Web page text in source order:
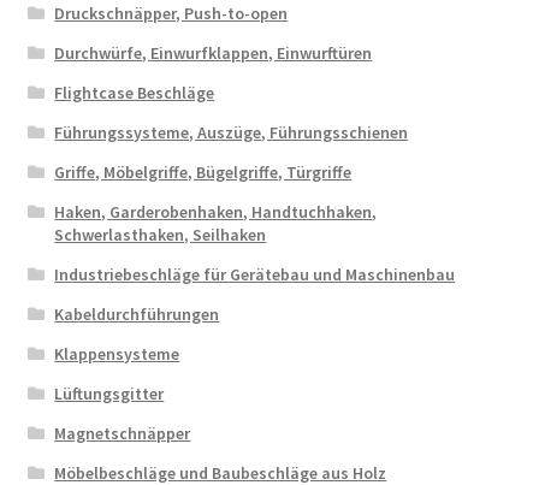
Druckschnäpper, Push-to-open
Durchwürfe, Einwurfklappen, Einwurftüren
Flightcase Beschläge
Führungssysteme, Auszüge, Führungsschienen
Griffe, Möbelgriffe, Bügelgriffe, Türgriffe
Haken, Garderobenhaken, Handtuchhaken,
Schwerlasthaken, Seilhaken
Industriebeschläge für Gerätebau und Maschinenbau
Kabeldurchführungen
Klappensysteme
Lüftungsgitter
Magnetschnäpper
Möbelbeschläge und Baubeschläge aus Holz